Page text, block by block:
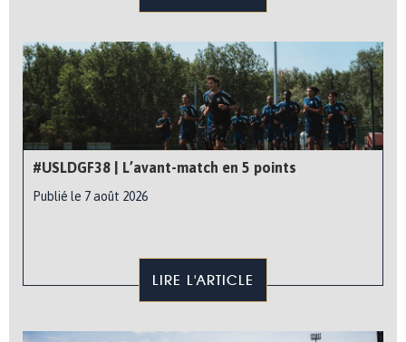
#USLDGF38 | L’avant-match en 5 points
Publié le 7 août 2026
LIRE L'ARTICLE